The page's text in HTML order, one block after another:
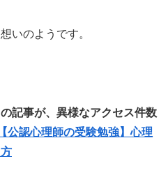
いのようです。
記事が、異様なアクセス件数
【公認心理師の受験勉強】心理